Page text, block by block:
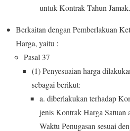
untuk Kontrak Tahun Jamak.
Berkaitan dengan Pemberlakuan
Harga, yaitu :
Pasal 37
(1) Penyesuaian harga
sebagai berikut:
a. diberlakukan terhadap
jenis Kontrak Harga Satuan
Waktu Penugasan sesuai